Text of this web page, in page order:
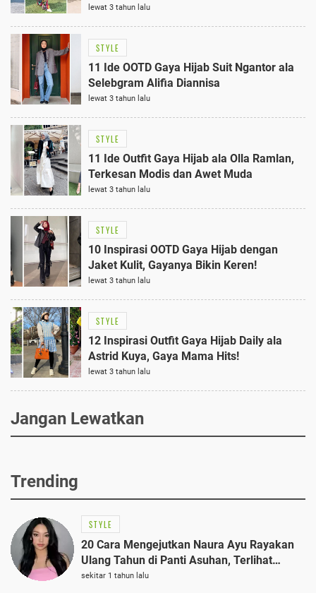
lewat 3 tahun lalu
STYLE
11 Ide OOTD Gaya Hijab Suit Ngantor ala
Selebgram Alifia Diannisa
lewat 3 tahun lalu
STYLE
11 Ide Outfit Gaya Hijab ala Olla Ramlan,
Terkesan Modis dan Awet Muda
lewat 3 tahun lalu
STYLE
10 Inspirasi OOTD Gaya Hijab dengan
Jaket Kulit, Gayanya Bikin Keren!
lewat 3 tahun lalu
STYLE
12 Inspirasi Outfit Gaya Hijab Daily ala
Astrid Kuya, Gaya Mama Hits!
lewat 3 tahun lalu
Jangan Lewatkan
Trending
STYLE
20 Cara Mengejutkan Naura Ayu Rayakan
Ulang Tahun di Panti Asuhan, Terlihat
Anggun dengan Kaftan Cokelat
sekitar 1 tahun lalu